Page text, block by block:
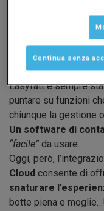
Panoramica
Easyfatt è sempre
puntare su funzioni
chiunque la gestione
Un software di
“facile” da usare.
Oggi, però,
Cloud consente di
snaturare
botte piena e
Continua senza